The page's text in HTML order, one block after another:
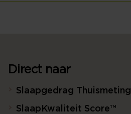
Direct naar
Slaapgedrag Thuismeting
SlaapKwaliteit Score™